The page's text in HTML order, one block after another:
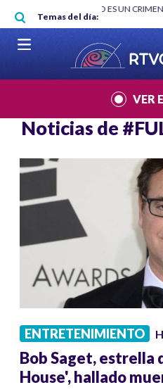
Pasar al contenido principal
Temas del día:
"HABLAR NO ES UN
VER
Noticias de
ENTRETENIMIENTO
Bob Saget, estrella
House', hallado